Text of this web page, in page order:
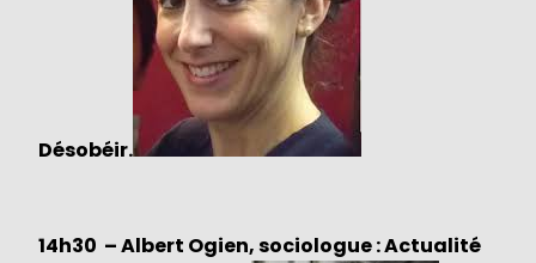
Désobéir.
14h30 – Albert Ogien,sociologue: Actualité